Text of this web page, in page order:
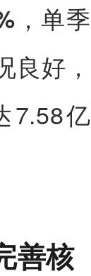
，单季
好，
7.58亿
善核